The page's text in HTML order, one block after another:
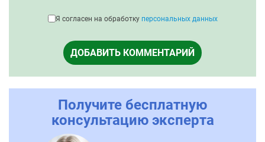
Я согласен на обработку персональных данных
ДОБАВИТЬ КОММЕНТАРИЙ
Получите бесплатную
консультацию эксперта